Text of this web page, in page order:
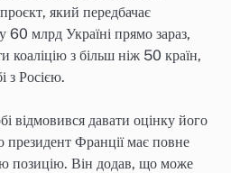
який передбачає
60 млрд Україні прямо зараз,
коаліцію з більш ніж 50 країн,
з Росією.
відмовився давати оцінку його
Франції має повне
позицію. Він додав, що може